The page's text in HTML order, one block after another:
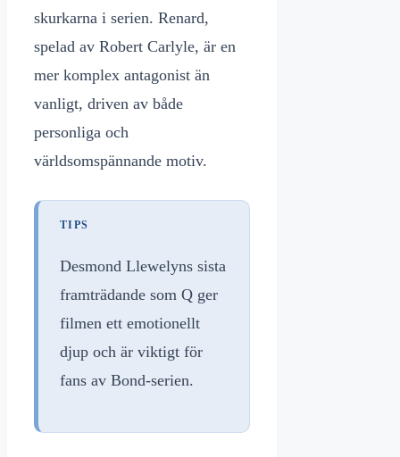
skurkarna i serien. Renard,
spelad av Robert Carlyle, är en
mer komplex antagonist än
vanligt, driven av både
personliga och
världsomspännande motiv.
TIPS
Desmond Llewelyns sista
framträdande som Q ger
filmen ett emotionellt
djup och är viktigt för
fans av Bond-serien.